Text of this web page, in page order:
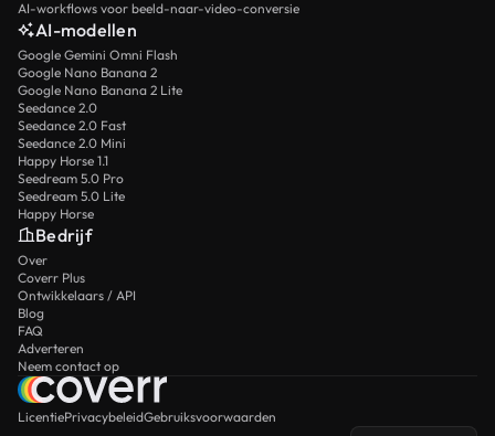
AI-workflows voor beeld-naar-video-conversie
AI-modellen
Google Gemini Omni Flash
Google Nano Banana 2
Google Nano Banana 2 Lite
Seedance 2.0
Seedance 2.0 Fast
Seedance 2.0 Mini
Happy Horse 1.1
Seedream 5.0 Pro
Seedream 5.0 Lite
Happy Horse
Bedrijf
Over
Coverr Plus
Ontwikkelaars / API
Blog
FAQ
Adverteren
Neem contact op
LicentiePrivacybeleidGebruiksvoorwaarden